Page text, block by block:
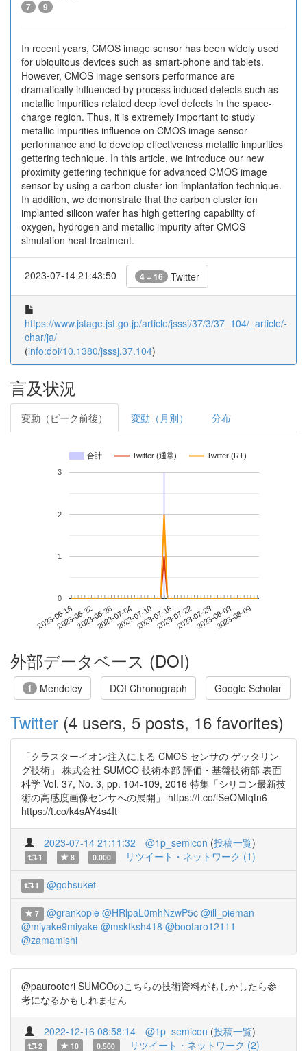
7 9
In recent years, CMOS image sensor has been widely used
for ubiquitous devices such as smart-phone and tablets.
However, CMOS image sensors performance are
dramatically influenced by process induced defects such as
metallic impurities related deep level defects in the space-
charge region. Thus, it is extremely important to study
metallic impurities influence on CMOS image sensor
performance and to develop effectiveness metallic impurities
gettering technique. In this article, we introduce our new
proximity gettering technique for advanced CMOS image
sensor by using a carbon cluster ion implantation technique.
In addition, we demonstrate that the carbon cluster ion
implanted silicon wafer has high gettering capability of
oxygen, hydrogen and metallic impurity after CMOS
simulation heat treatment.
2023-07-14 21:43:50 4 + 16 Twitter
https://www.jstage.jst.go.jp/article/jsssj/37/3/37_104/_article/-
char/ja/
(info:doi/10.1380/jsssj.37.104)
言及状況
変動（ピーク前後） 変動（月別） 分布
合計 Twitter (通常) Twitter (RT)
2023-06-162023-06-222023-06-282023-07-042023-07-102023-07-162023-07-222023-07-282023-08-032023-08-09
0
1
2
3
外部データベース (DOI)
1 Mendeley DOI Chronograph Google Scholar
Twitter (4 users, 5 posts, 16 favorites)
「クラスターイオン注入による CMOS センサの ゲッタリン
グ技術」 株式会社 SUMCO 技術本部 評価・基盤技術部 表面
科学 Vol. 37, No. 3, pp. 104-109, 2016 特集「シリコン最新技
術の高感度画像センサへの展開」 https://t.co/lSeOMtqtn6
https://t.co/k4sAY4s4It
2023-07-14 21:11:32 @1p_semicon (投稿一覧)
1 8 0.000 リツイート・ネットワーク (1)
1 @gohsuket
7 @grankopie @HRlpaL0mhNzwP5c @ill_pieman
@miyake9miyake @msktksh418 @bootaro12111
@zamamishi
@paurooteri SUMCOのこちらの技術資料がもしかしたら参
考になるかもしれません
2022-12-16 08:58:14 @1p_semicon (投稿一覧)
2 10 0.500 リツイート・ネットワーク (2)